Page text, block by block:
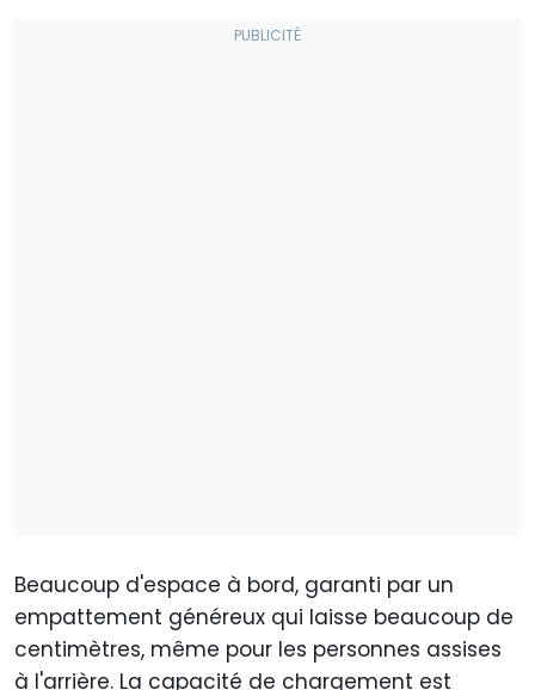
Beaucoup d'espace à bord, garanti par un
empattement généreux qui laisse beaucoup de
centimètres, même pour les personnes assises
à l'arrière. La capacité de chargement est